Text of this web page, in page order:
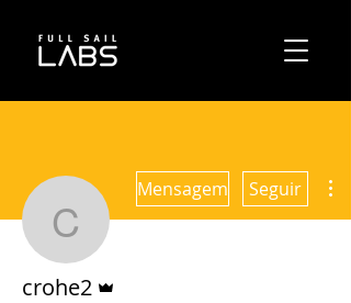
crohe2
Mensagem Seguir
crohe2